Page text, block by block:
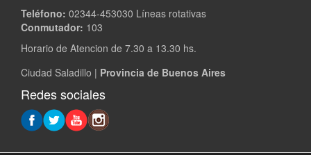
Teléfono: 02344-453030 Líneas rotativas
Conmutador: 103
Horario de Atencion de 7.30 a 13.30 hs.
Ciudad Saladillo | Provincia de Buenos Aires
Redes sociales